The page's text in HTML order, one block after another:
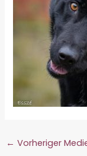
← Vorheriger